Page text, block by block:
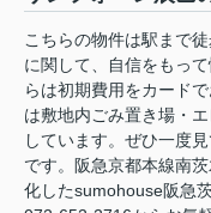
こちらの物件は駅まで
に関して、自信をもっ
らは初期費用をカード
は敷地内ごみ置き場・
しています。ぜひ一度
です。阪急京都本線南
化したsumohouse阪急